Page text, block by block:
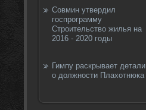
Совмин утвердил
госпрограмму
Строительство жилья на
2016 - 2020 годы
Гимпу раскрывает детали
о должности Плахотнюка